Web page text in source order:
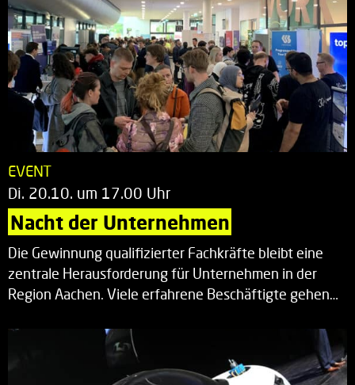
EVENT
Di. 20.10. um 17.00 Uhr
Nacht der Unternehmen
Die Gewinnung qualifizierter Fachkräfte bleibt eine
zentrale Herausforderung für Unternehmen in der
Region Aachen. Viele erfahrene Beschäftigte gehen…